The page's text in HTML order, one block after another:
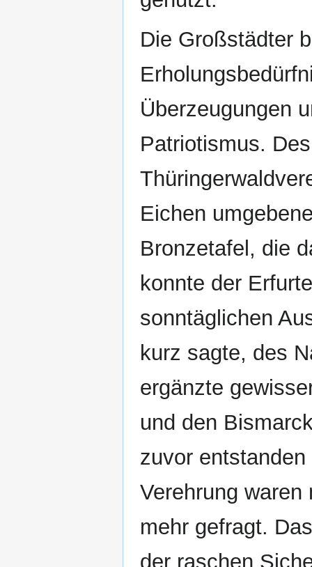
Die Großstädter
Überzeugungen
Patriotismus.
Eichen
Bronzetafel, die
konnte der
sonntäglichen
kurz sagte, des
ergänzte
und den
zuvor
Verehrung
mehr gefragt.
der raschen